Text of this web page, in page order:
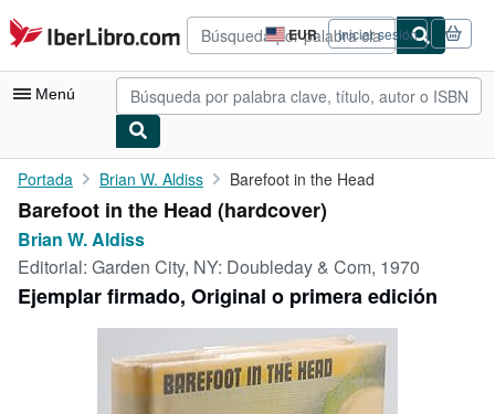
Pasar al contenido principal
IberLibro.com EUR
Preferencias
de
compra
del
Iniciar sesión
Menú
Mi cuenta
Consultar mis pedidos
Colecciones
Libros antiguos
Arte y coleccionismo
Portada Brian W. Aldiss Barefoot in the Head
Barefoot in the Head (hardcover)
Brian W. Aldiss
Editorial: Garden City, NY: Doubleday & Com, 1970
Ejemplar firmado, Original o primera edición